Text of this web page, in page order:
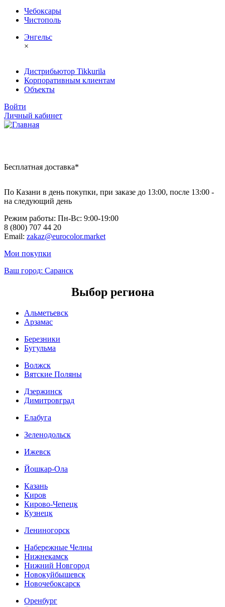
Чебоксары
Чистополь
Энгельс
×
Дистрибьютор Tikkurila
Корпоративным клиентам
Объекты
Войти
Личный кабинет
Бесплатная доставка*
По Казани в день покупки, при заказе до 13:00, после 13:00 -
на следующий день
Режим работы: Пн-Вc: 9:00-19:00
8 (800) 707 44 20
Email: zakaz@eurocolor.market
Мои покупки
Ваш город: Саранск
Выбор региона
Альметьевск
Арзамас
Березники
Бугульма
Волжск
Вятские Поляны
Дзержинск
Димитровград
Елабуга
Зеленодольск
Ижевск
Йошкар-Ола
Казань
Киров
Кирово-Чепецк
Кузнецк
Лениногорск
Набережные Челны
Нижнекамск
Нижний Новгород
Новокуйбышевск
Новочебоксарск
Оренбург